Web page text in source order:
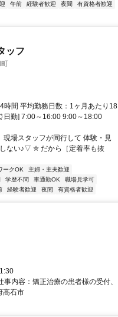
午前 経験者歓迎 夜間
有資格者歓迎
ッフ
時間 平均勤務日数：1ヶ月あたり18
日勤] 7:00～16:00 9:00～18:00
現場スタッフが同行して 体験・見
ない♪▽ ✮ だから［定着率も抜
ークOK
主婦・主夫歓迎
学歴不問 車通勤OK
職場見学可
経験者歓迎 夜間 有資格者歓迎
内容：矯正治療の患者様の受付、
高石市